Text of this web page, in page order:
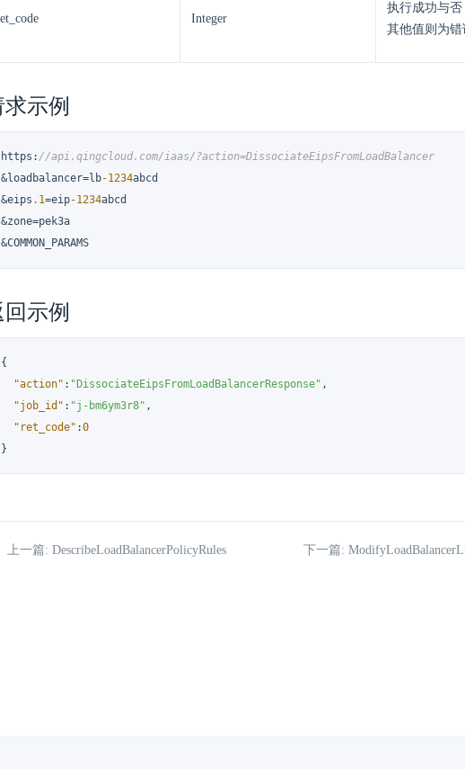
Integer
执行成功与否
其他值则为错
示例
https : //api.qingcloud.com/iaas/?action=DissociateEipsFromLoadBalancer
&loadbalancer=lb-1234abcd
&eips .1=eip-1234abcd
&zone=pek3a
&COMMON_PARAMS
示例
{
"action" : "DissociateEipsFromLoadBalancerResponse" ,
"job_id" : "j-bm6ym3r8" ,
"ret_code" :0
}
上一篇: DescribeLoadBalancerPolicyRules 下一篇: